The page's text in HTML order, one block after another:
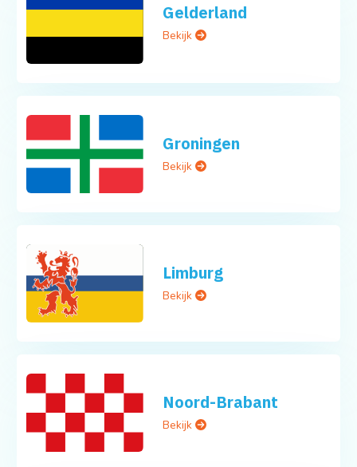
Gelderland
Bekijk
Groningen
Bekijk
Limburg
Bekijk
Noord-Brabant
Bekijk